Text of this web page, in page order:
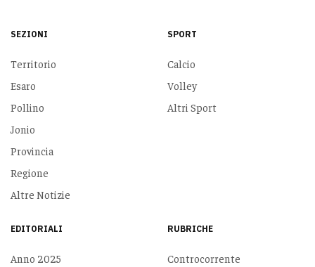
SEZIONI
Territorio
Esaro
Pollino
Jonio
Provincia
Regione
Altre Notizie
SPORT
Calcio
Volley
Altri Sport
EDITORIALI
Anno 2025
RUBRICHE
Controcorrente